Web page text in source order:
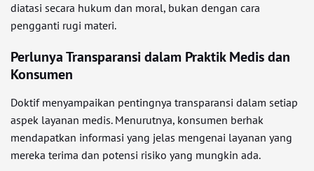
diatasi secara hukum dan moral, bukan dengan cara
pengganti rugi materi.
Perlunya Transparansi dalam Praktik Medis dan
Konsumen
Doktif menyampaikan pentingnya transparansi dalam setiap
aspek layanan medis. Menurutnya, konsumen berhak
mendapatkan informasi yang jelas mengenai layanan yang
mereka terima dan potensi risiko yang mungkin ada.